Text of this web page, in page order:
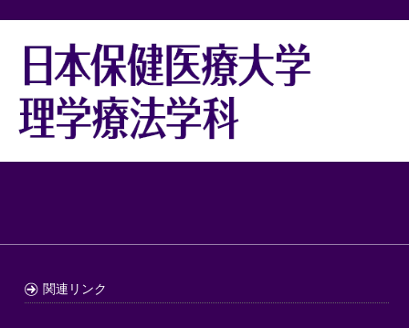
関連リンク